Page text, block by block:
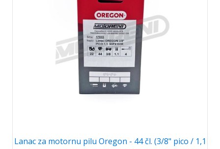
Lanac za motornu pilu Oregon - 44 čl. (3/8" pico / 1,1